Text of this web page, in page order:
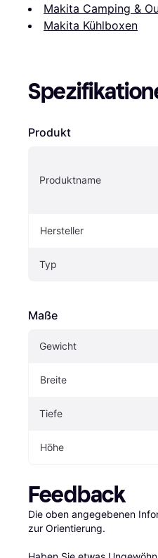
Makita Camping &
Makita Kühlboxen
Produkt
Produktname
Hersteller
Typ
Maße
Gewicht
Breite
Tiefe
Höhe
Feedback
Die oben angegebenen
zur Orientierung.